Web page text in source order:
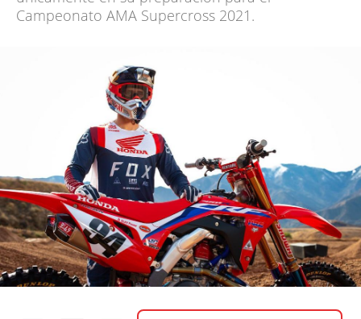
Campeonato AMA Supercross 2021.